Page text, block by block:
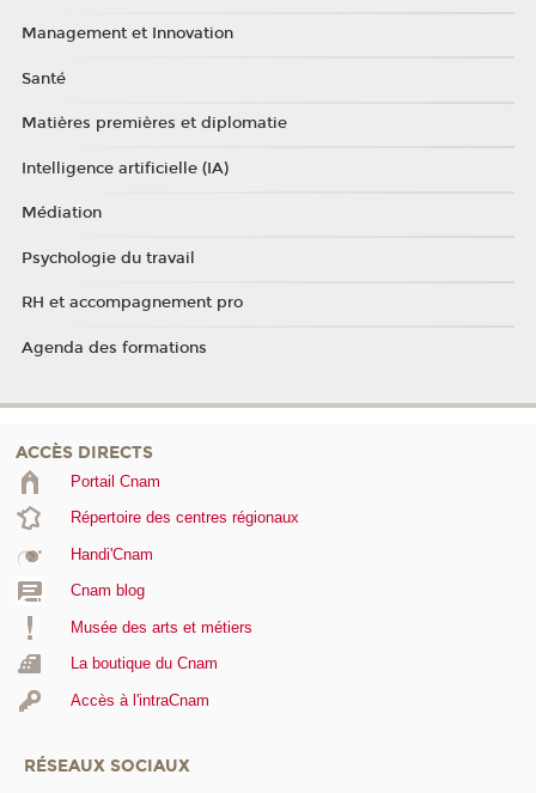
Management et Innovation
Santé
Matières premières et diplomatie
Intelligence artificielle (IA)
Médiation
Psychologie du travail
RH et accompagnement pro
Agenda des formations
ACCÈS DIRECTS
Portail Cnam
Répertoire des centres régionaux
Handi'Cnam
Cnam blog
Musée des arts et métiers
La boutique du Cnam
Accès à l'intraCnam
RÉSEAUX SOCIAUX